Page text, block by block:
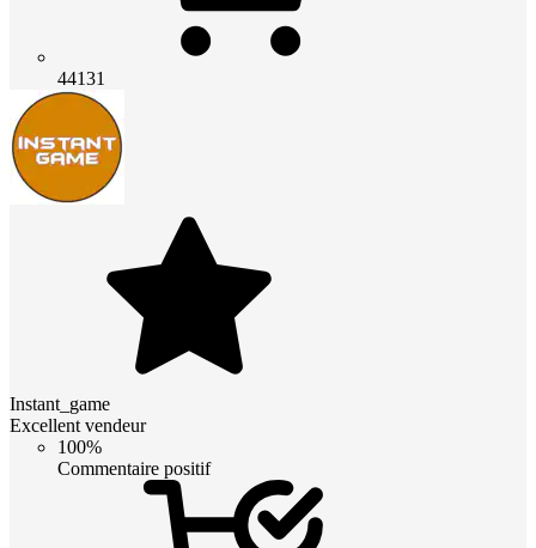
44131
Instant_game
Excellent vendeur
100%
Commentaire positif